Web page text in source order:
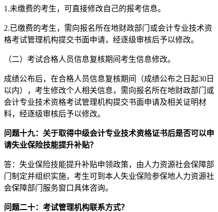
1.未缴费的考生，可直接修改自己的报考信息。
2.已缴费的考生，需向报名所在地财政部门或会计专业技术资
格考试管理机构提交书面申请，经逐级审核后予以修改。
（二）考试合格人员信息复核期间考生信息修改。
成绩公布后，在合格人员信息复核期间（成绩公布之日起30日
以内），考生修改个人相关信息，需向报名所在地财政部门或
会计专业技术资格考试管理机构提交书面申请及相关证明材
料，经逐级审核后予以修改。
问题十九：关于取得中级会计专业技术资格证书后是否可以申
请失业保险技能提升补贴？
答：失业保险技能提升补贴申领政策，由人力资源社会保障部
门制定并组织实施，考生可到本人失业保险参保地人力资源社
会保障部门服务窗口具体咨询。
问题二十：考试管理机构联系方式？